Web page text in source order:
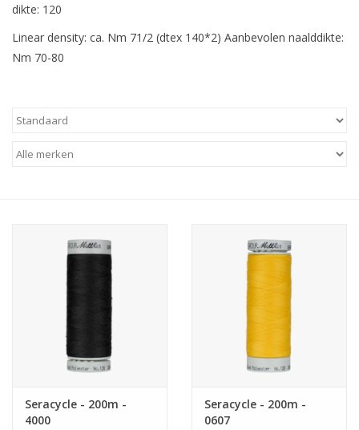
dikte: 120
Linear density: ca. Nm 71/2 (dtex 140*2) Aanbevolen naalddikte:
Nm 70-80
Seracycle - 200m -
4000
Seracycle - 200m -
0607